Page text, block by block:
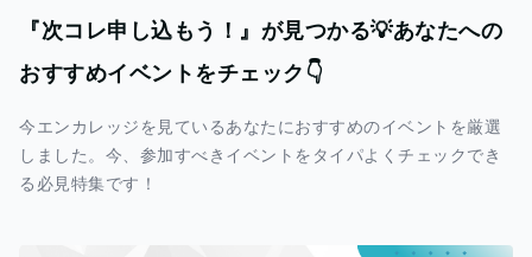
『次コレ申し込もう！』が見つかる💡あなたへの
おすすめイベントをチェック👇
今エンカレッジを見ているあなたにおすすめのイベントを厳選
しました。今、参加すべきイベントをタイパよくチェックでき
る必見特集です！